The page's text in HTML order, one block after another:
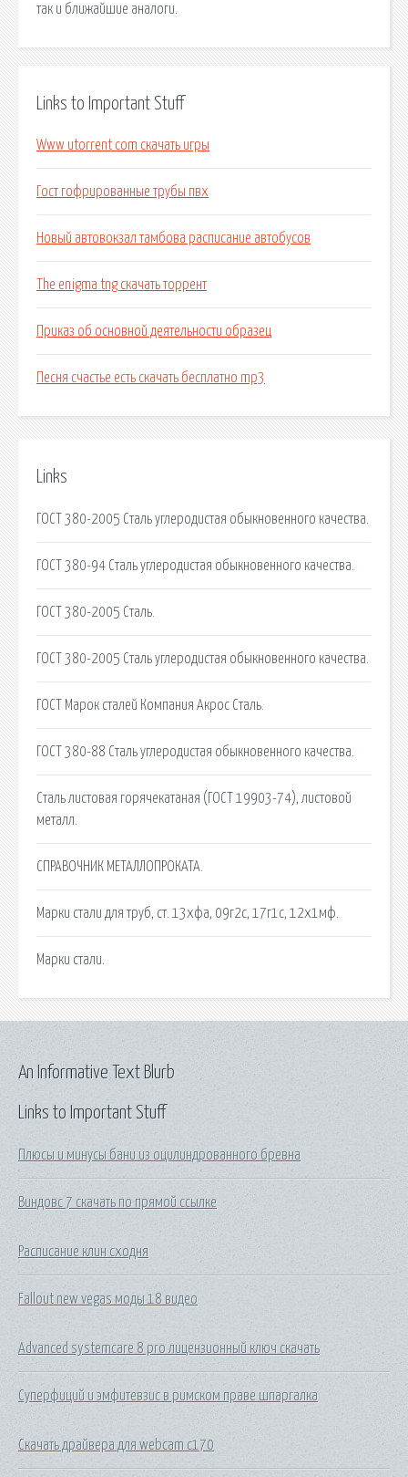
так и ближайшие аналоги.
Links to Important Stuff
Www utorrent com скачать игры
Гост гофрированные трубы пвх
Новый автовокзал тамбова расписание автобусов
The enigma tng скачать торрент
Приказ об основной деятельности образец
Песня счастье есть скачать бесплатно mp3
Links
ГОСТ 380-2005 Сталь углеродистая обыкновенного качества.
ГОСТ 380-94 Сталь углеродистая обыкновенного качества.
ГОСТ 380-2005 Сталь.
ГОСТ 380-2005 Сталь углеродистая обыкновенного качества.
ГОСТ Марок сталей Компания Акрос Сталь.
ГОСТ 380-88 Сталь углеродистая обыкновенного качества.
Сталь листовая горячекатаная (ГОСТ 19903-74), листовой
металл.
СПРАВОЧНИК МЕТАЛЛОПРОКАТА.
Марки стали для труб, ст. 13хфа, 09г2с, 17г1с, 12х1мф.
Марки стали.
Links to Important Stuff
Плюсы и минусы бани из оцилиндрованного бревна
Виндовс 7 скачать по прямой ссылке
Расписание клин сходня
Fallout new vegas моды 18 видео
Advanced systemcare 8 pro лицензионный ключ скачать
Суперфиций и эмфитевзис в римском праве шпаргалка
Скачать драйвера для webcam c170
An Informative Text Blurb